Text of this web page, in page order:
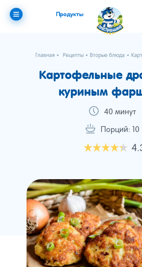
Продукты
Главная Рецепты Вторые блюда
Картофельные
куриным
40 минут
Порций: 10